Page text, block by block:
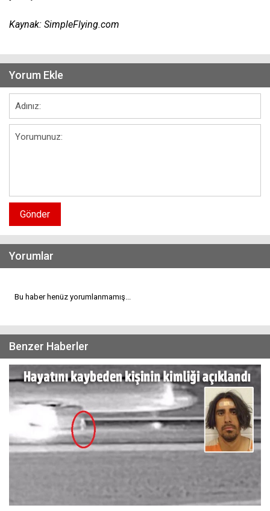
Kaynak: SimpleFlying.com
Yorum Ekle
Gönder
Yorumlar
Bu haber henüz yorumlanmamış...
Benzer Haberler